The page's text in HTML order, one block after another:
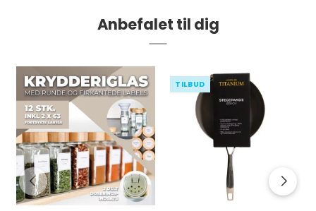
Anbefalet til dig
TILBUD